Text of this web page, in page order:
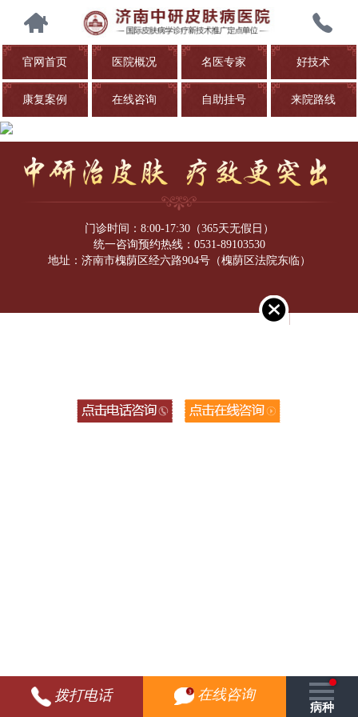
官网首页 医院概况 名医专家 好技术
康复案例 在线咨询 自助挂号 来院路线
门诊时间：8:00-17:30（365天无假日）
统一咨询预约热线：0531-89103530
地址：济南市槐荫区经六路904号（槐荫区法院东临）
拨打电话 在线咨询
病种